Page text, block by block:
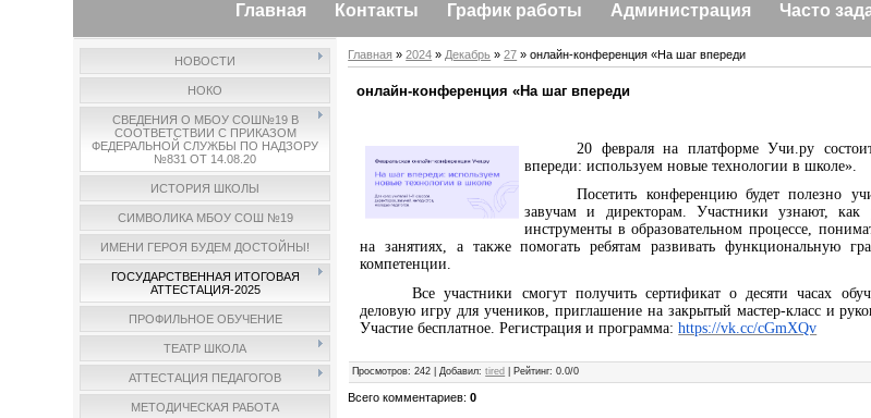
Главная Контакты График работы Администрация Часто
НОВОСТИ
НОКО
СВЕДЕНИЯ О МБОУ СОШ№19 В
СООТВЕТСТВИИ С ПРИКАЗОМ
ФЕДЕРАЛЬНОЙ СЛУЖБЫ ПО НАДЗОРУ
№831 ОТ 14.08.20
ИСТОРИЯ ШКОЛЫ
СИМВОЛИКА МБОУ СОШ №19
ИМЕНИ ГЕРОЯ БУДЕМ ДОСТОЙНЫ!
ГОСУДАРСТВЕННАЯ ИТОГОВАЯ
АТТЕСТАЦИЯ-2025
ПРОФИЛЬНОЕ ОБУЧЕНИЕ
ТЕАТР ШКОЛА
АТТЕСТАЦИЯ ПЕДАГОГОВ
МЕТОДИЧЕСКАЯ РАБОТА
Главная »2024 » Декабрь » 27 » онлайн-конференция «На шаг впереди
онлайн-конференция «На шаг впереди
20 февраля на платформе Учи.ру
впереди: используем новые технологии в школе».
Посетить конференцию будет полезно
завучам и директорам. Участники узнают, как
инструменты в образовательном процессе,
на занятиях, а также помогать ребятам развивать функциональную
компетенции.
Все участники смогут получить сертификат о десяти часах
деловую игру для учеников, приглашение на закрытый мастер-класс и
Участие бесплатное. Регистрация и программа:https://vk.cc/cGmXQv
Просмотров: 242 | Добавил:tired Рейтинг:0.0/0
Всего комментариев:0